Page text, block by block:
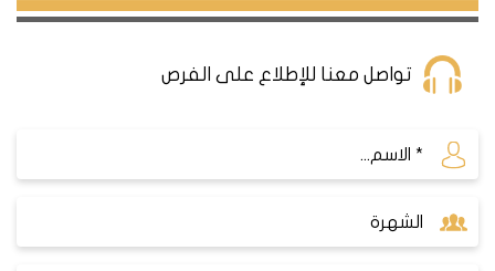
مشاريع اسطنبول D017
240شقة بإكساء داخلي عالي جداً ويتم تسليم كافة
تواصل معنا للإطلاع على الفرص